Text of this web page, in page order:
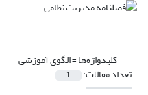
کلیدواژه‌ها =الگوی آموزشی
تعداد مقالات: 1